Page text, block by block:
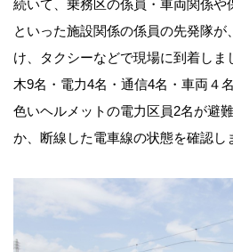
続いて、乗務区の係員・車両関係や
といった施設関係の係員の先発隊が
け、タクシーなどで現場に到着しま
木9名・電力4名・通信4名・車両４
色いヘルメットの電力区員2名が避
か、断線した電車線の状態を確認し